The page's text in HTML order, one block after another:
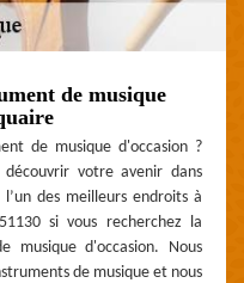
de musique
de musique d'occasion ?
votre avenir dans
des meilleurs endroits à
si vous recherchez la
musique d'occasion. Nous
de musique et nous